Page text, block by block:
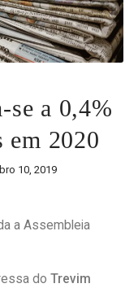
se a 0,4%
em 2020
10, 2019
a Assembleia
do Trevim